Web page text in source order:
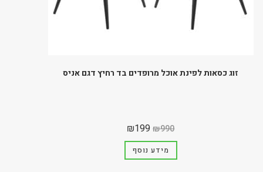
זוג כסאות לפינת אוכל מרופדים בד רחיץ דגם אניס
₪990
₪199
מידע נוסף